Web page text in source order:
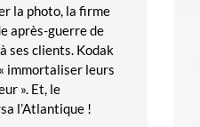
la photo, la firme
après-guerre de
ses clients. Kodak
immortaliser leurs
». Et, le
l’Atlantique !